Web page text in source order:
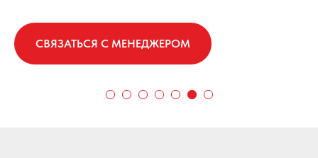
СВЯЗАТЬСЯ С МЕНЕДЖЕРОМ